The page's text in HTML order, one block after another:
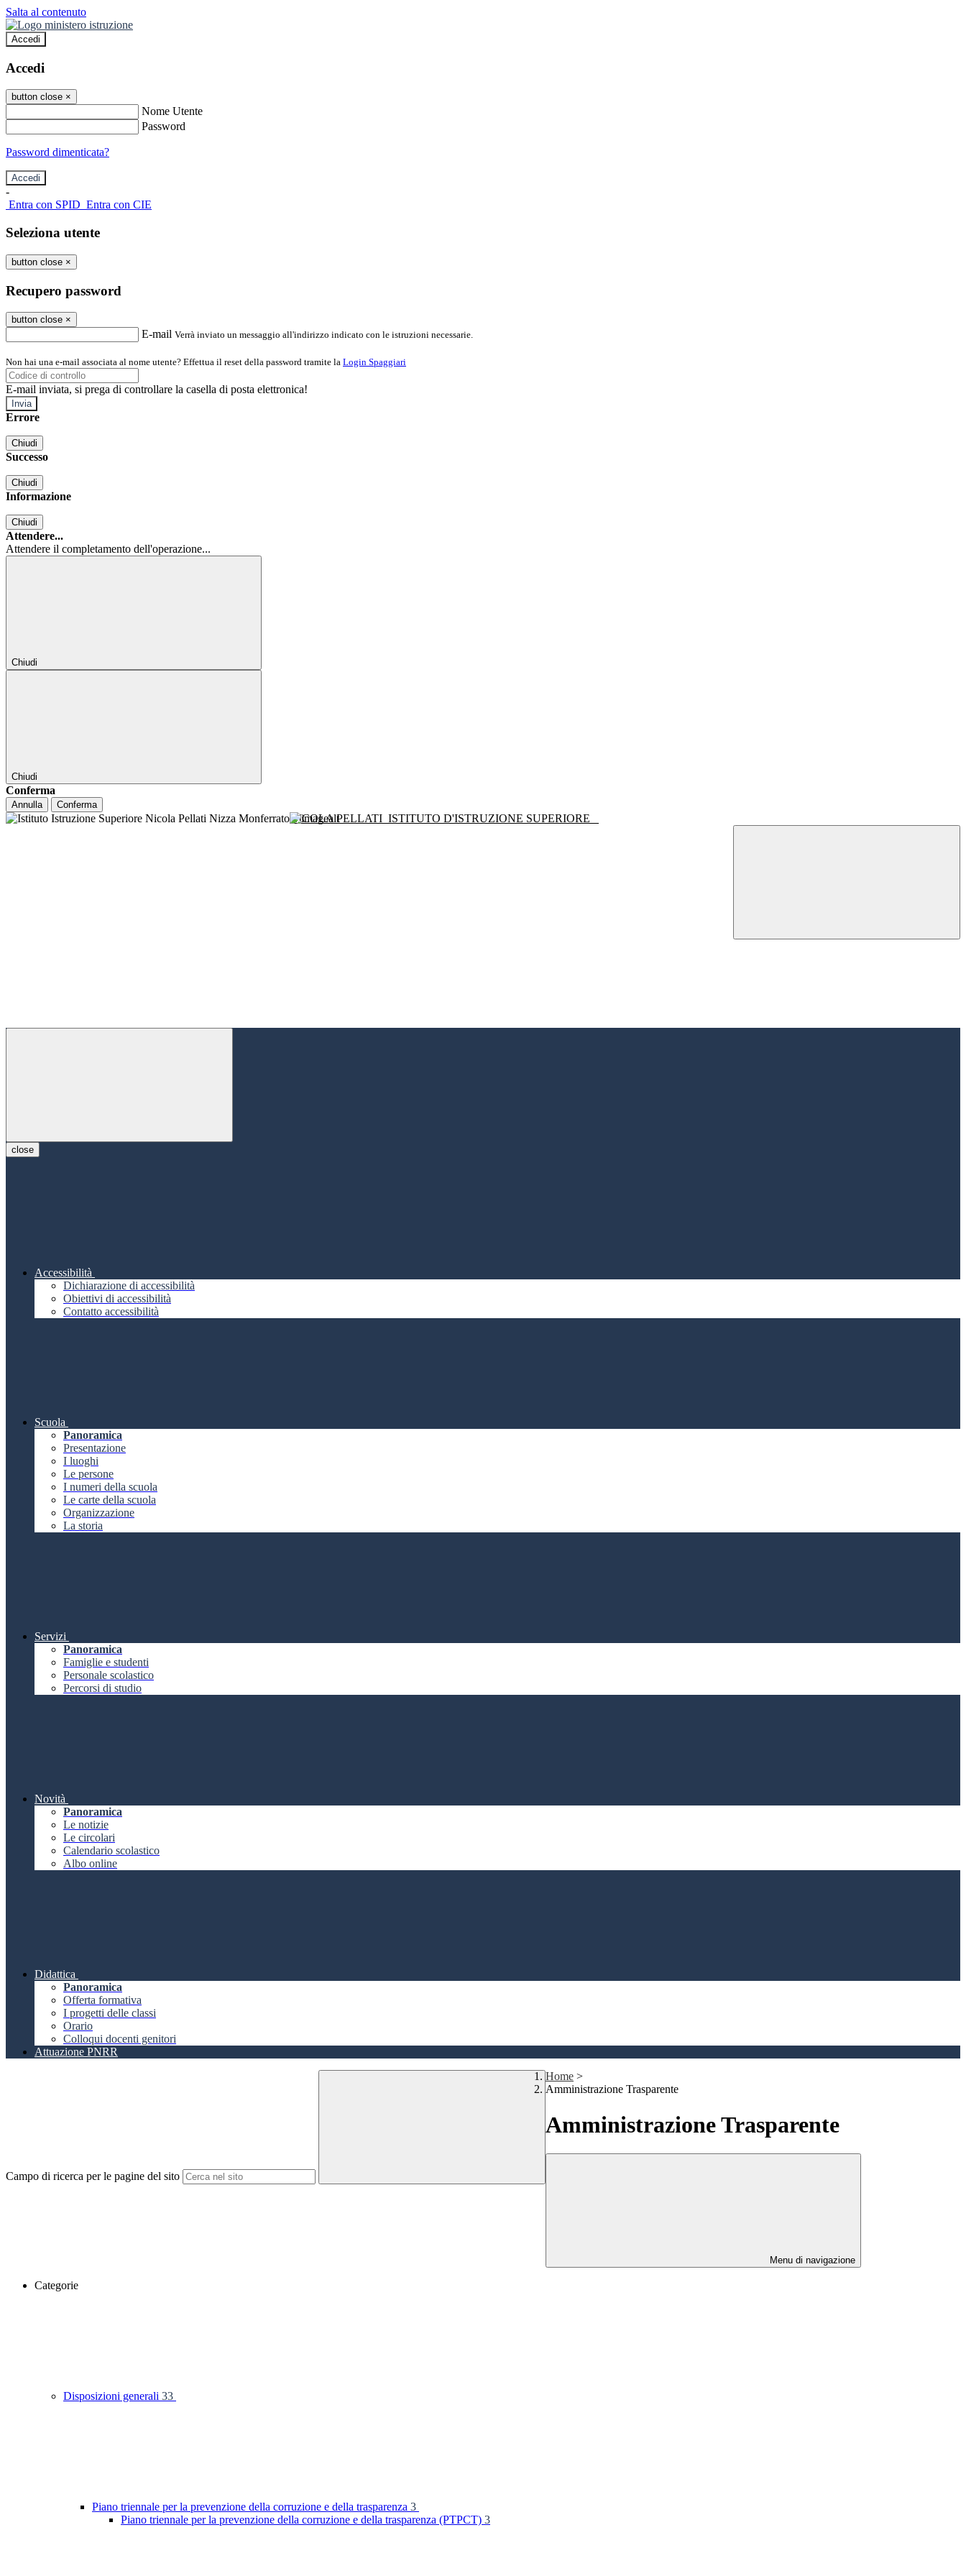
Salta al contenuto
Accedi
Accedi
button close ×
Nome Utente
Password
Password dimenticata?
-
Entra con SPID Entra con CIE
Seleziona utente
button close ×
Recupero password
button close ×
E-mail Verrà inviato un messaggio all'indirizzo indicato con le istruzioni necessarie.
Non hai una e-mail associata al nome utente? Effettua il reset della password tramite la Login Spaggiari
E-mail inviata, si prega di controllare la casella di posta elettronica!
Errore
Chiudi
Successo
Chiudi
Informazione
Chiudi
Attendere...
Attendere il completamento dell'operazione...
Chiudi
Chiudi
Conferma
Annulla Conferma
NICOLA PELLATI ISTITUTO D'ISTRUZIONE SUPERIORE
close
Accessibilità
Dichiarazione di accessibilità
Obiettivi di accessibilità
Contatto accessibilità
Scuola
Panoramica
Presentazione
I luoghi
Le persone
I numeri della scuola
Le carte della scuola
Organizzazione
La storia
Servizi
Panoramica
Famiglie e studenti
Personale scolastico
Percorsi di studio
Novità
Panoramica
Le notizie
Le circolari
Calendario scolastico
Albo online
Didattica
Panoramica
Offerta formativa
I progetti delle classi
Orario
Colloqui docenti genitori
Attuazione PNRR
Campo di ricerca per le pagine del sito
Home >
Amministrazione Trasparente
Amministrazione Trasparente
Menu di navigazione
Categorie
Disposizioni generali 33
Piano triennale per la prevenzione della corruzione e della trasparenza 3
Piano triennale per la prevenzione della corruzione e della trasparenza (PTPCT) 3